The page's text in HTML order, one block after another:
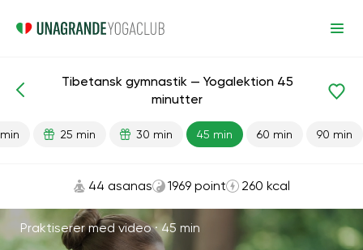
Færdiglavede lektioner Energi
Tibetansk gymnastik — Yogalektion 45
minutter
25 min 30 min 45 min 60 min 90 min
44 asanas 1969 point 260 kcal
Praktiserer med video ·45 min